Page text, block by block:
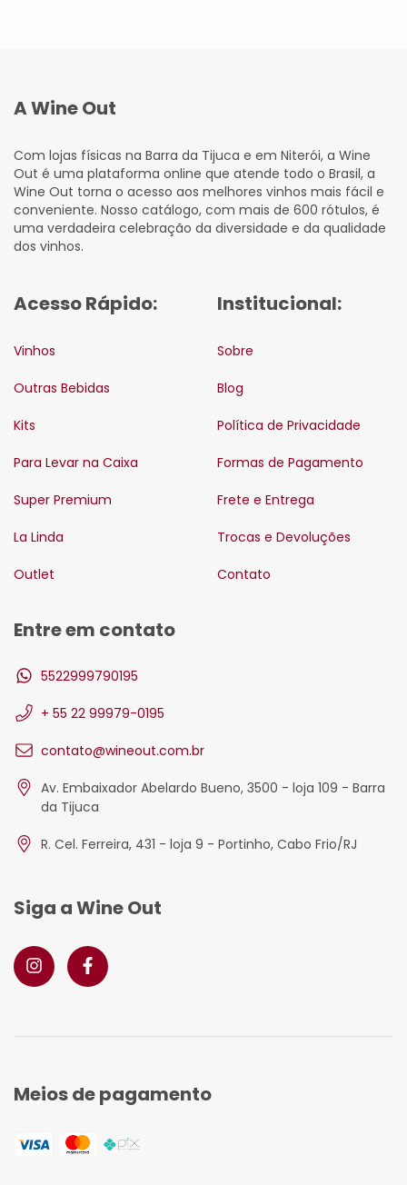
A Wine Out
Com lojas físicas na Barra da Tijuca e em Niterói, a Wine
Out é uma plataforma online que atende todo o Brasil, a
Wine Out torna o acesso aos melhores vinhos mais fácil e
conveniente. Nosso catálogo, com mais de 600 rótulos, é
uma verdadeira celebração da diversidade e da qualidade
dos vinhos.
Acesso Rápido:
Vinhos
Outras Bebidas
Kits
Para Levar na Caixa
Super Premium
La Linda
Outlet
Institucional:
Sobre
Blog
Política de Privacidade
Formas de Pagamento
Frete e Entrega
Trocas e Devoluções
Contato
Entre em contato
5522999790195
+ 55 22 99979-0195
contato@wineout.com.br
Av. Embaixador Abelardo Bueno, 3500 - loja 109 - Barra
da Tijuca
R. Cel. Ferreira, 431 - loja 9 - Portinho, Cabo Frio/RJ
Siga a Wine Out
Meios de pagamento